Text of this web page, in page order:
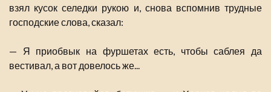
взял кусок селедки рукою и, снова вспомнив трудные
господские слова, сказал:
— Я приобвык на фуршетах есть, чтобы саблея да
вестивал, а вот довелось же...